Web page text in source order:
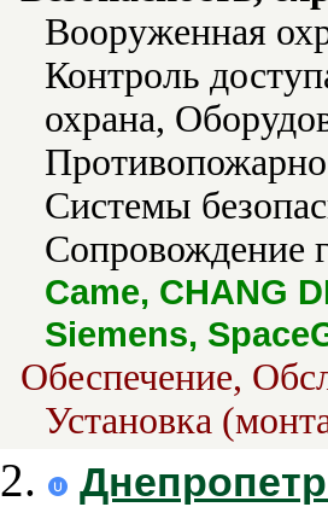
Вооруженная
Контроль
охрана,
Системы
Сопровождение
Came, CHANG
Siemens,
Обеспечение,
Установка
2.